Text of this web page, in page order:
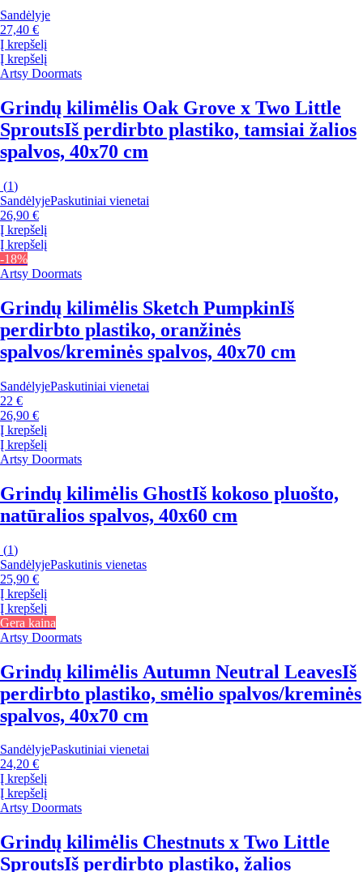
Sandėlyje
27,40 €
Į krepšelį
Į krepšelį
Artsy Doormats
Grindų kilimėlis Oak Grove x Two Little
SproutsIš perdirbto plastiko, tamsiai žalios
spalvos, 40x70 cm
(1)
SandėlyjePaskutiniai vienetai
26,90 €
Į krepšelį
Į krepšelį
-18%
Artsy Doormats
Grindų kilimėlis Sketch PumpkinIš
perdirbto plastiko, oranžinės
spalvos/kreminės spalvos, 40x70 cm
SandėlyjePaskutiniai vienetai
22 €
26,90 €
Į krepšelį
Į krepšelį
Artsy Doormats
Grindų kilimėlis GhostIš kokoso pluošto,
natūralios spalvos, 40x60 cm
(1)
SandėlyjePaskutinis vienetas
25,90 €
Į krepšelį
Į krepšelį
Gera kaina
Artsy Doormats
Grindų kilimėlis Autumn Neutral LeavesIš
perdirbto plastiko, smėlio spalvos/kreminės
spalvos, 40x70 cm
SandėlyjePaskutiniai vienetai
24,20 €
Į krepšelį
Į krepšelį
Artsy Doormats
Grindų kilimėlis Chestnuts x Two Little
SproutsIš perdirbto plastiko, žalios